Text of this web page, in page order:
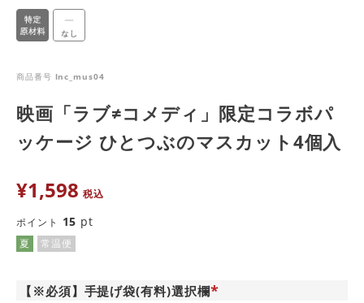
商品番号 lnc_mus04
映画「ラブ≠コメディ」限定コラボパ
ッケージ ひとつぶのマスカット4個入
¥1,598 税込
ポイント 15 pt
夏 常温便
【※必須】手提げ袋(有料)選択欄